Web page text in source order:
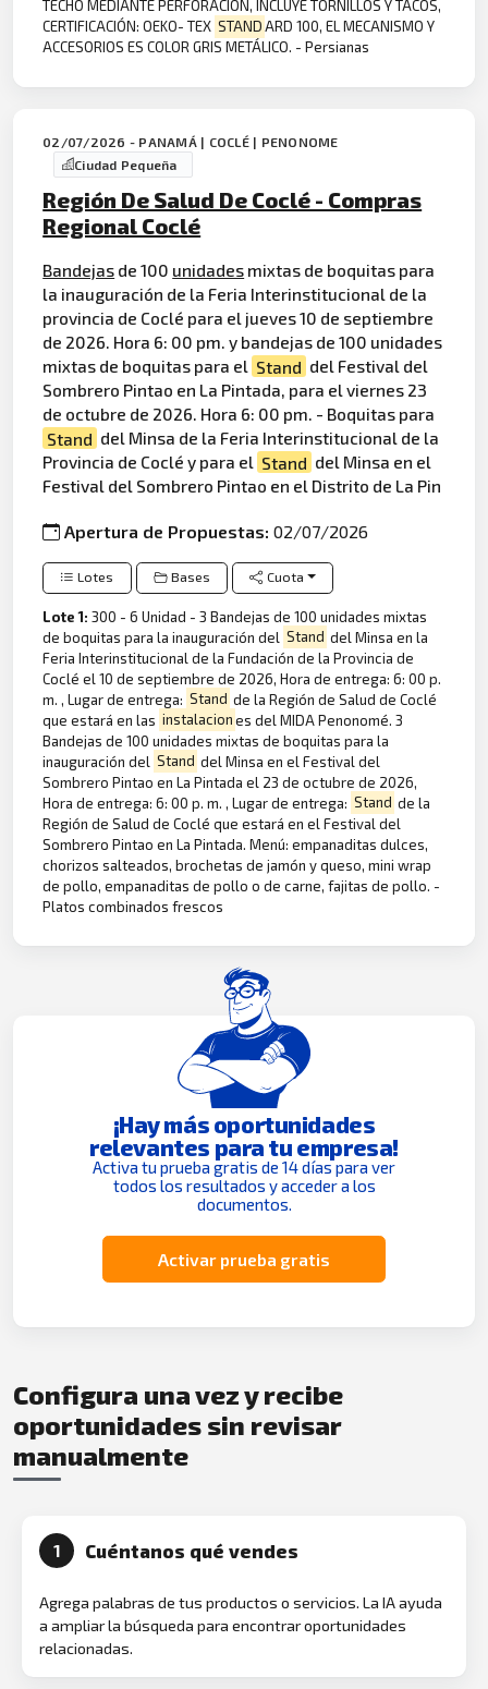
TECHO MEDIANTE PERFORACIÓN, INCLUYE TORNILLOS Y TACOS,
CERTIFICACIÓN: OEKO- TEX STANDARD 100, EL MECANISMO Y
ACCESORIOS ES COLOR GRIS METÁLICO. - Persianas
02/07/2026 - PANAMÁ | COCLÉ | PENONOME
Ciudad Pequeña
Región De Salud De Coclé - Compras
Regional Coclé
Bandejas de 100 unidades mixtas de boquitas para
la inauguración de la Feria Interinstitucional de la
provincia de Coclé para el jueves 10 de septiembre
de 2026. Hora 6: 00 pm. y bandejas de 100 unidades
mixtas de boquitas para el Stand del Festival del
Sombrero Pintao en La Pintada, para el viernes 23
de octubre de 2026. Hora 6: 00 pm. - Boquitas para
Stand del Minsa de la Feria Interinstitucional de la
Provincia de Coclé y para el Stand del Minsa en el
Festival del Sombrero Pintao en el Distrito de La Pin
Apertura de Propuestas:02/07/2026
Lotes Bases Cuota
Lote 1:300 - 6 Unidad - 3 Bandejas de 100 unidades mixtas
de boquitas para la inauguración del Stand del Minsa en la
Feria Interinstitucional de la Fundación de la Provincia de
Coclé el 10 de septiembre de 2026, Hora de entrega: 6: 00 p.
m. , Lugar de entrega: Stand de la Región de Salud de Coclé
que estará en las instalaciones del MIDA Penonomé. 3
Bandejas de 100 unidades mixtas de boquitas para la
inauguración del Stand del Minsa en el Festival del
Sombrero Pintao en La Pintada el 23 de octubre de 2026,
Hora de entrega: 6: 00 p. m. , Lugar de entrega: Stand de la
Región de Salud de Coclé que estará en el Festival del
Sombrero Pintao en La Pintada. Menú: empanaditas dulces,
chorizos salteados, brochetas de jamón y queso, mini wrap
de pollo, empanaditas de pollo o de carne, fajitas de pollo. -
Platos combinados frescos
¡Hay más oportunidades
relevantes para tu empresa!
Activa tu prueba gratis de 14 días para ver
todos los resultados y acceder a los
documentos.
Activar prueba gratis
Configura una vez y recibe
oportunidades sin revisar
manualmente
1 Cuéntanos qué vendes
Agrega palabras de tus productos o servicios. La IA ayuda
a ampliar la búsqueda para encontrar oportunidades
relacionadas.